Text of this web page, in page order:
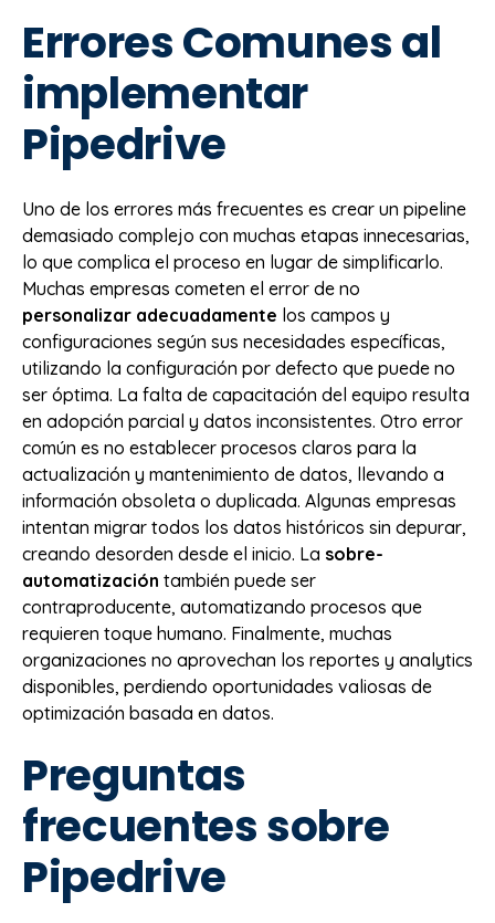
Errores Comunes al
implementar
Pipedrive
Uno de los errores más frecuentes es crear un pipeline
demasiado complejo con muchas etapas innecesarias,
lo que complica el proceso en lugar de simplificarlo.
Muchas empresas cometen el error de no
personalizar adecuadamente los campos y
configuraciones según sus necesidades específicas,
utilizando la configuración por defecto que puede no
ser óptima. La falta de capacitación del equipo resulta
en adopción parcial y datos inconsistentes. Otro error
común es no establecer procesos claros para la
actualización y mantenimiento de datos, llevando a
información obsoleta o duplicada. Algunas empresas
intentan migrar todos los datos históricos sin depurar,
creando desorden desde el inicio. La sobre-
automatización también puede ser
contraproducente, automatizando procesos que
requieren toque humano. Finalmente, muchas
organizaciones no aprovechan los reportes y analytics
disponibles, perdiendo oportunidades valiosas de
optimización basada en datos.
Preguntas
frecuentes sobre
Pipedrive